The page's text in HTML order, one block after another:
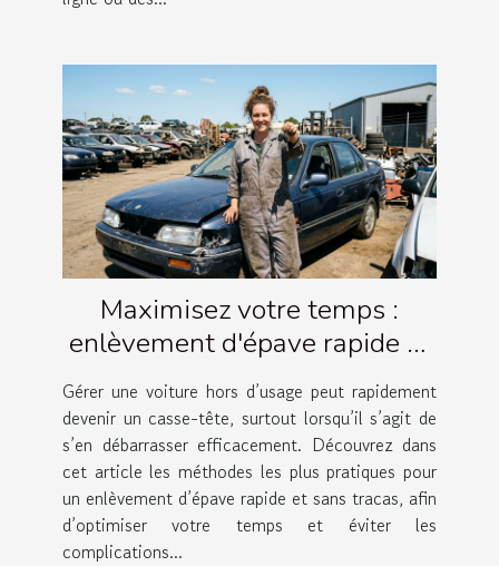
Maximisez votre temps :
enlèvement d'épave rapide et
simple
Gérer une voiture hors d’usage peut rapidement
devenir un casse-tête, surtout lorsqu’il s’agit de
s’en débarrasser efficacement. Découvrez dans
cet article les méthodes les plus pratiques pour
un enlèvement d’épave rapide et sans tracas, afin
d’optimiser votre temps et éviter les
complications...